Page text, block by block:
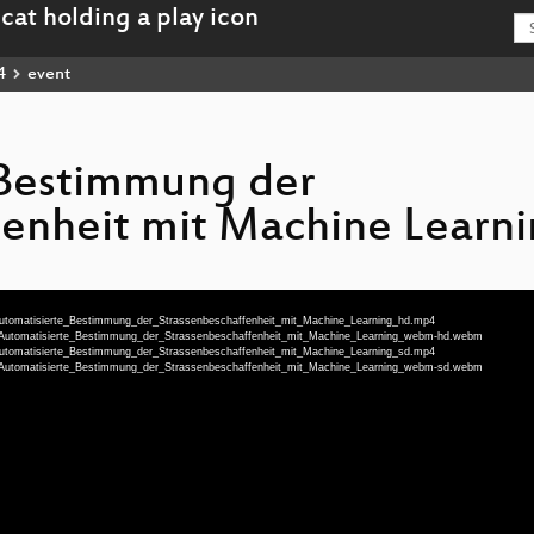
event
der
mit Machine
hd.webm
sd.webm